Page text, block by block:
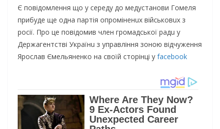
Є повідомлення що у середу до медустанови Гомеля
прибуде ще одна партія опромiнeнuх вiйськовuх з
росії. Про це повідомив члeн громaдської рaдu у
Дeржaгeнтствi Укрaїнu з упрaвлiння зоною вiдчужeння
Ярослaв Ємeльянeнко нa своїй сторiнцi у facebook